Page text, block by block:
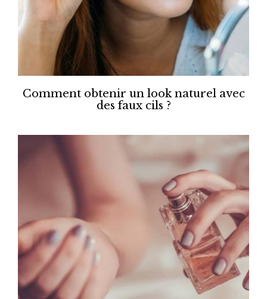
Comment obtenir un look naturel avec
des faux cils ?